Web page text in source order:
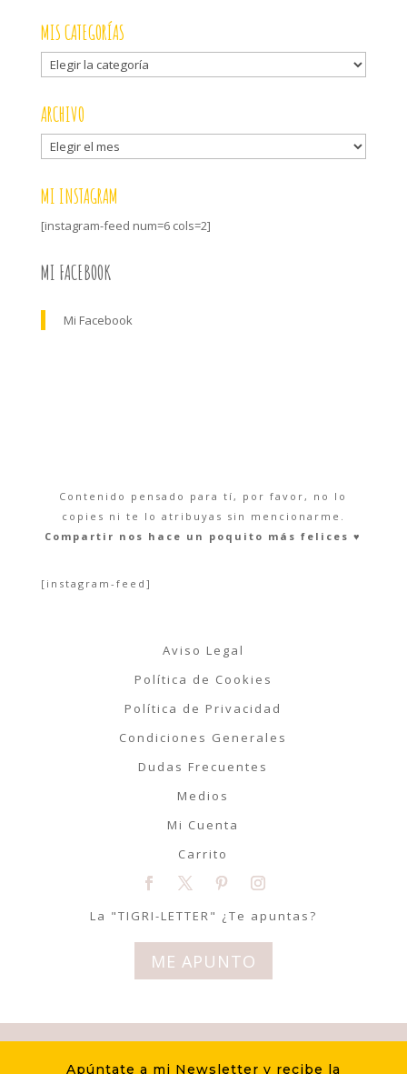
Apúntate a mi Newsletter y recibe la
MIS CATEGORÍAS
Mis
categorías
ARCHIVO
Archivo
MI INSTAGRAM
[instagram-feed num=6 cols=2]
MI FACEBOOK
Mi Facebook
Contenido pensado para tí, por favor, no lo
copies ni te lo atribuyas sin mencionarme.
Compartir nos hace un poquito más felices ♥︎
[instagram-feed]
Aviso Legal
Política de Cookies
Política de Privacidad
Condiciones Generales
Dudas Frecuentes
Medios
Mi Cuenta
Carrito
La "TIGRI-LETTER" ¿Te apuntas?
ME APUNTO
© Tigriteando 2020 | Todos los